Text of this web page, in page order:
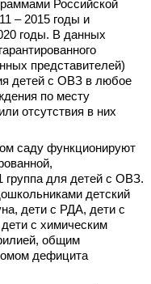
Российской
– 2015 годы и
годы. В данных
представителей)
детей с ОВЗ в любое
по месту
отсутствия в них
саду функционируют
группа для детей с ОВЗ.
детский
дети с РДА, дети с
с химическим
общим
дефицита